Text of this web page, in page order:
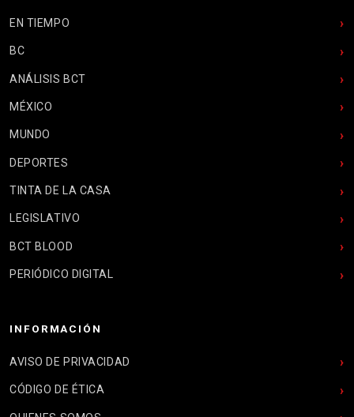
EN TIEMPO
BC
ANÁLISIS BCT
MÉXICO
MUNDO
DEPORTES
TINTA DE LA CASA
LEGISLATIVO
BCT BLOOD
PERIÓDICO DIGITAL
INFORMACIÓN
AVISO DE PRIVACIDAD
CÓDIGO DE ÉTICA